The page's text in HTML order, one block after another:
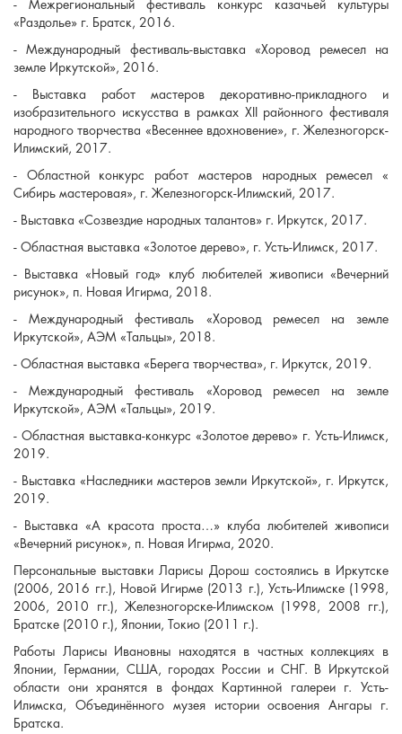
- Межрегиональный фестиваль конкурс казачьей культуры
«Раздолье» г. Братск, 2016.
- Международный фестиваль-выставка «Хоровод ремесел на
земле Иркутской», 2016.
- Выставка работ мастеров декоративно-прикладного и
изобразительного искусства в рамках ХII районного фестиваля
народного творчества «Весеннее вдохновение», г. Железногорск-
Илимский, 2017.
- Областной конкурс работ мастеров народных ремесел «
Сибирь мастеровая», г. Железногорск-Илимский, 2017.
- Выставка «Созвездие народных талантов» г. Иркутск, 2017.
- Областная выставка «Золотое дерево», г. Усть-Илимск, 2017.
- Выставка «Новый год» клуб любителей живописи «Вечерний
рисунок», п. Новая Игирма, 2018.
- Международный фестиваль «Хоровод ремесел на земле
Иркутской», АЭМ «Тальцы», 2018.
- Областная выставка «Берега творчества», г. Иркутск, 2019.
- Международный фестиваль «Хоровод ремесел на земле
Иркутской», АЭМ «Тальцы», 2019.
- Областная выставка-конкурс «Золотое дерево» г. Усть-Илимск,
2019.
- Выставка «Наследники мастеров земли Иркутской», г. Иркутск,
2019.
- Выставка «А красота проста…» клуба любителей живописи
«Вечерний рисунок», п. Новая Игирма, 2020.
Персональные выставки Ларисы Дорош состоялись в Иркутске
(2006, 2016 гг.), Новой Игирме (2013 г.), Усть-Илимске (1998,
2006, 2010 гг.), Железногорске-Илимском (1998, 2008 гг.),
Братске (2010 г.), Японии, Токио (2011 г.).
Работы Ларисы Ивановны находятся в частных коллекциях в
Японии, Германии, США, городах России и СНГ. В Иркутской
области они хранятся в фондах Картинной галереи г. Усть-
Илимска, Объединённого музея истории освоения Ангары г.
Братска.